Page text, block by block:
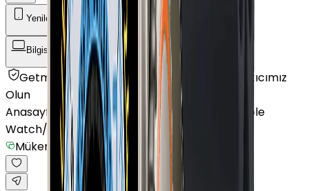
Yenilenmiş Telefon Akıllı Saat ve Bileklik
Bilgisayar / Tablet Aksesuar
Getmobil Güvencesi Mağazalarımız
Satıcımız
Olun
Anasayfa
/Akıllı Saat ve Bileklik / Akıllı Saat
Apple
Watch/ Watch Series 9
Mükemmel